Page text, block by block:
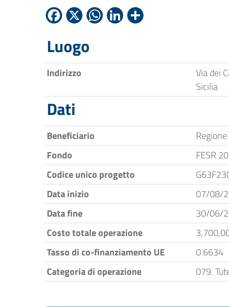
Facebook
X WhatsApp
LinkedIn
Luogo
Indirizzo
Via dei
Sicilia
Dati
Beneficiario
Fondo
FESR
Codice unico progetto
Data inizio
07/08/
Data fine
30/06/
Costo totale operazione
Tasso di co-finanziamento UE
0.6634
Categoria di operazione
079.